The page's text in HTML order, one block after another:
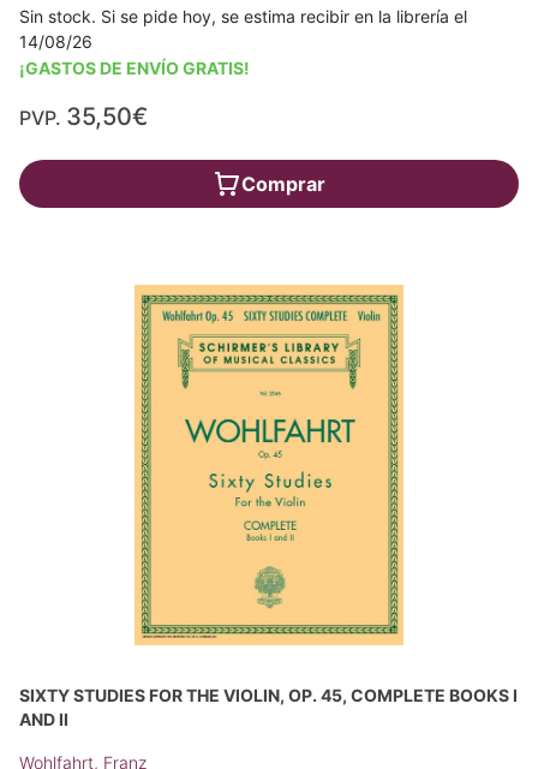
Sin stock. Si se pide hoy, se estima recibir en la librería el
14/08/26
¡GASTOS DE ENVÍO GRATIS!
PVP. 35,50€
Comprar
SIXTY STUDIES FOR THE VIOLIN, OP. 45, COMPLETE BOOKS I
AND II
Wohlfahrt, Franz